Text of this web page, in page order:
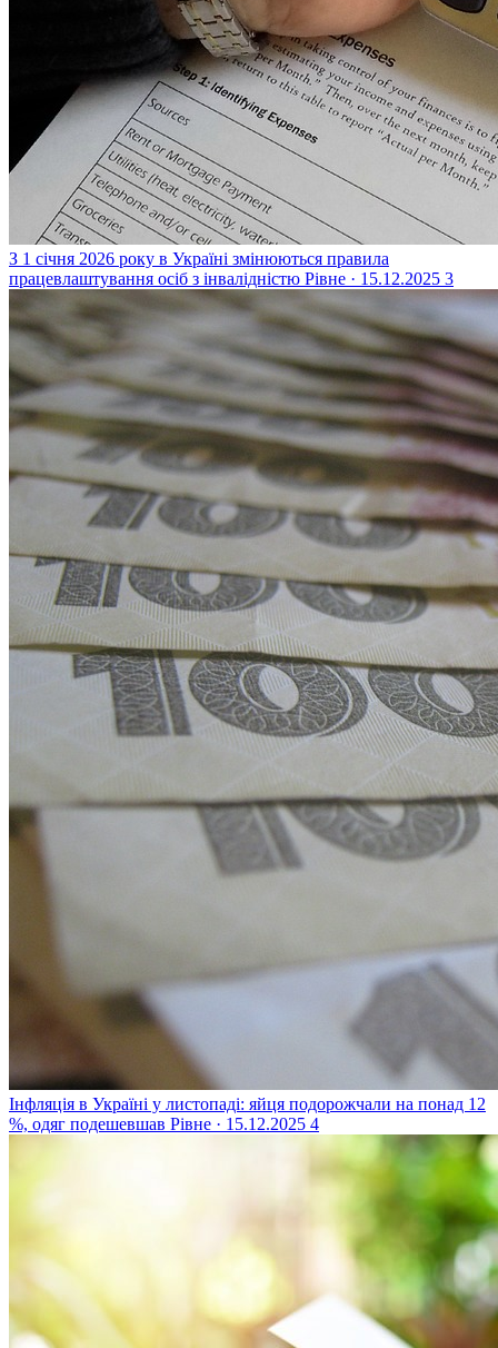
З 1 січня 2026 року в Україні змінюються правила
працевлаштування осіб з інвалідністю Рівне · 15.12.2025 3
Інфляція в Україні у листопаді: яйця подорожчали на понад 12
%, одяг подешевшав Рівне · 15.12.2025 4